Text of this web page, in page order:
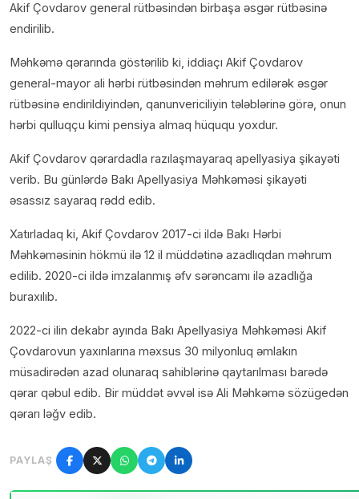
Akif Çovdarov general rütbəsindən birbaşa əsgər rütbəsinə
endirilib.
Məhkəmə qərarında göstərilib ki, iddiaçı Akif Çovdarov
general-mayor ali hərbi rütbəsindən məhrum edilərək əsgər
rütbəsinə endirildiyindən, qanunvericiliyin tələblərinə görə, onun
hərbi qulluqçu kimi pensiya almaq hüququ yoxdur.
Akif Çovdarov qərardadla razılaşmayaraq apellyasiya şikayəti
verib. Bu günlərdə Bakı Apellyasiya Məhkəməsi şikayəti
əsassız sayaraq rədd edib.
Xatırladaq ki, Akif Çovdarov 2017-ci ildə Bakı Hərbi
Məhkəməsinin hökmü ilə 12 il müddətinə azadlıqdan məhrum
edilib. 2020-ci ildə imzalanmış əfv sərəncamı ilə azadlığa
buraxılıb.
2022-ci ilin dekabr ayında Bakı Apellyasiya Məhkəməsi Akif
Çovdarovun yaxınlarına məxsus 30 milyonluq əmlakın
müsadirədən azad olunaraq sahiblərinə qaytarılması barədə
qərar qəbul edib. Bir müddət əvvəl isə Ali Məhkəmə sözügedən
qərarı ləğv edib.
PAYLAŞ